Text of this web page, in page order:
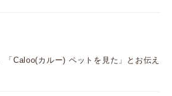
Caloo(カルー) ペットを見た」とお伝え